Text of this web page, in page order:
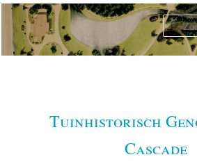
Spring
naar
primaire
Tuinhistorisch
Cascade